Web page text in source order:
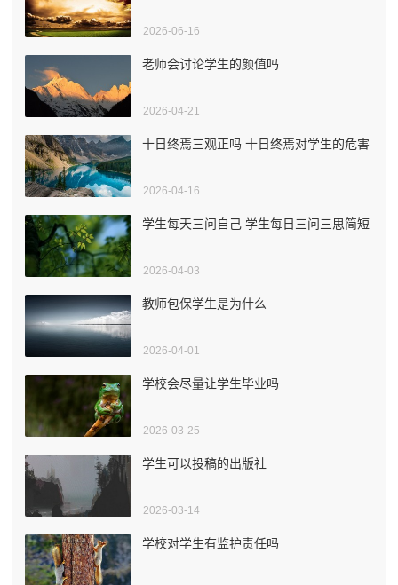
2026-06-16
老师会讨论学生的颜值吗
2026-04-21
十日终焉三观正吗 十日终焉对学生的危害
2026-04-16
学生每天三问自己 学生每日三问三思简短
2026-04-03
教师包保学生是为什么
2026-04-01
学校会尽量让学生毕业吗
2026-03-25
学生可以投稿的出版社
2026-03-14
学校对学生有监护责任吗